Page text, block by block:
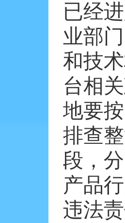
已经
业部
和技
台相
地要
排查
段，
产品
违法